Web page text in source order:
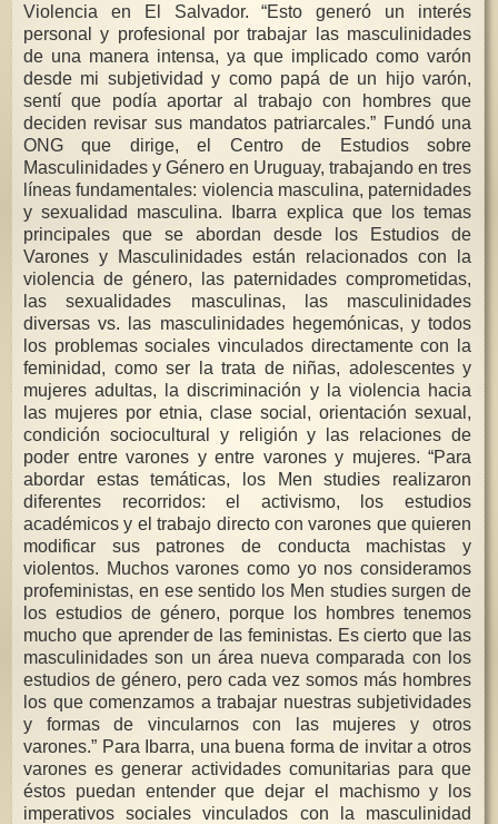
Violencia en El Salvador. “Esto generó un interés
personal y profesional por trabajar las masculinidades
de una manera intensa, ya que implicado como varón
desde mi subjetividad y como papá de un hijo varón,
sentí que podía aportar al trabajo con hombres que
deciden revisar sus mandatos patriarcales.” Fundó una
ONG que dirige, el Centro de Estudios sobre
Masculinidades y Género en Uruguay, trabajando en tres
líneas fundamentales: violencia masculina, paternidades
y sexualidad masculina. Ibarra explica que los temas
principales que se abordan desde los Estudios de
Varones y Masculinidades están relacionados con la
violencia de género, las paternidades comprometidas,
las sexualidades masculinas, las masculinidades
diversas vs. las masculinidades hegemónicas, y todos
los problemas sociales vinculados directamente con la
feminidad, como ser la trata de niñas, adolescentes y
mujeres adultas, la discriminación y la violencia hacia
las mujeres por etnia, clase social, orientación sexual,
condición sociocultural y religión y las relaciones de
poder entre varones y entre varones y mujeres. “Para
abordar estas temáticas, los Men studies realizaron
diferentes recorridos: el activismo, los estudios
académicos y el trabajo directo con varones que quieren
modificar sus patrones de conducta machistas y
violentos. Muchos varones como yo nos consideramos
profeministas, en ese sentido los Men studies surgen de
los estudios de género, porque los hombres tenemos
mucho que aprender de las feministas. Es cierto que las
masculinidades son un área nueva comparada con los
estudios de género, pero cada vez somos más hombres
los que comenzamos a trabajar nuestras subjetividades
y formas de vincularnos con las mujeres y otros
varones.” Para Ibarra, una buena forma de invitar a otros
varones es generar actividades comunitarias para que
éstos puedan entender que dejar el machismo y los
imperativos sociales vinculados con la masculinidad